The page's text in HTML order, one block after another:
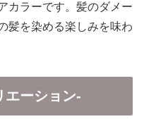
カラーです。髪のダメー
髪を染める楽しみを味わ
エーション-